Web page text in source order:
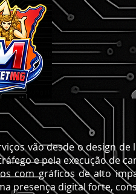
vão desde o design
e pela execução de
com gráficos de alto
presença digital forte,